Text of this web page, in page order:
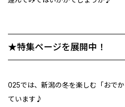
★特集ページを展開中！
025では、新潟の冬を楽しむ「おで
ています♪